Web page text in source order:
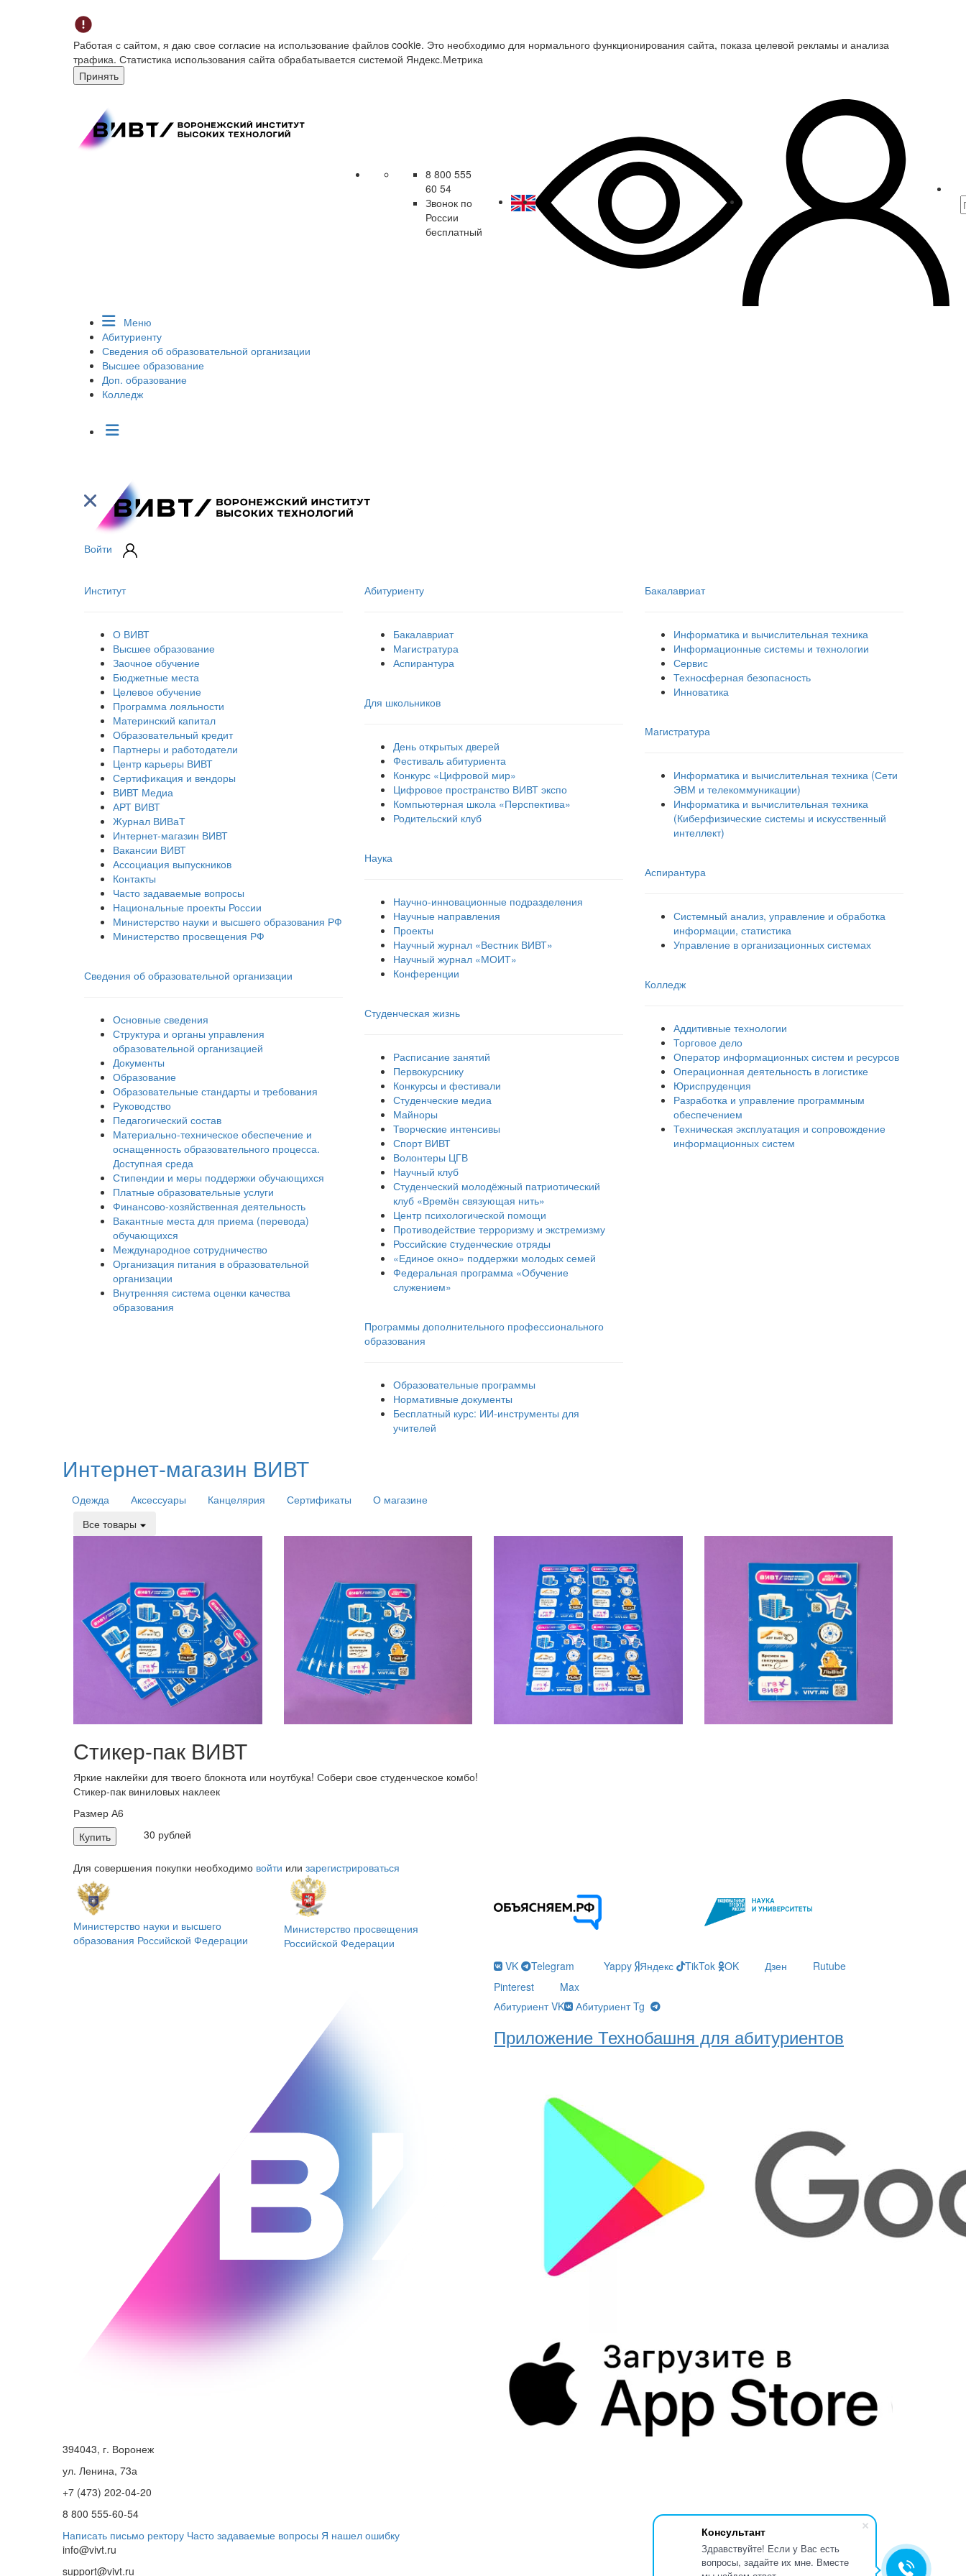
Консультант
Здравствуйте! Если у Вас есть
вопросы, задайте их мне. Вместе
Работая с сайтом, я даю свое согласие на использование файлов cookie. Это необходимо для нормального функционирования сайта, показа целевой рекламы и анализа
трафика. Статистика использования сайта обрабатывается системой Яндекс.Метрика
Принять
8 800 555
60 54
Звонок по
России
бесплатный
Меню
Абитуриенту
Сведения об образовательной организации
Высшее образование
Доп. образование
Колледж
Войти
Институт
О ВИВТ
Высшее образование
Заочное обучение
Бюджетные места
Целевое обучение
Программа лояльности
Материнский капитал
Образовательный кредит
Партнеры и работодатели
Центр карьеры ВИВТ
Сертификация и вендоры
ВИВТ Медиа
АРТ ВИВТ
Журнал ВИВаТ
Интернет-магазин ВИВТ
Вакансии ВИВТ
Ассоциация выпускников
Контакты
Часто задаваемые вопросы
Национальные проекты России
Министерство науки и высшего образования РФ
Министерство просвещения РФ
Сведения об образовательной организации
Основные сведения
Структура и органы управления
образовательной организацией
Документы
Образование
Образовательные стандарты и требования
Руководство
Педагогический состав
Материально-техническое обеспечение и
оснащенность образовательного процесса.
Доступная среда
Стипендии и меры поддержки обучающихся
Платные образовательные услуги
Финансово-хозяйственная деятельность
Вакантные места для приема (перевода)
обучающихся
Международное сотрудничество
Организация питания в образовательной
организации
Внутренняя система оценки качества
образования
Абитуриенту
Бакалавриат
Магистратура
Аспирантура
Для школьников
День открытых дверей
Фестиваль абитуриента
Конкурс «Цифровой мир»
Цифровое пространство ВИВТ экспо
Компьютерная школа «Перспектива»
Родительский клуб
Наука
Научно-инновационные подразделения
Научные направления
Проекты
Научный журнал «Вестник ВИВТ»
Научный журнал «МОИТ»
Конференции
Студенческая жизнь
Расписание занятий
Первокурснику
Конкурсы и фестивали
Студенческие медиа
Майноры
Творческие интенсивы
Спорт ВИВТ
Волонтеры ЦГВ
Научный клуб
Студенческий молодёжный патриотический
клуб «Времён связующая нить»
Центр психологической помощи
Противодействие терроризму и экстремизму
Российские cтуденческие отряды
«Единое окно» поддержки молодых семей
Федеральная программа «Обучение
служением»
Программы дополнительного профессионального
образования
Образовательные программы
Нормативные документы
Бесплатный курс: ИИ‑инструменты для
учителей
Бакалавриат
Информатика и вычислительная техника
Информационные системы и технологии
Сервис
Техносферная безопасность
Инноватика
Магистратура
Информатика и вычислительная техника (Сети
ЭВМ и телекоммуникации)
Информатика и вычислительная техника
(Киберфизические системы и искусственный
интеллект)
Аспирантура
Системный анализ, управление и обработка
информации, статистика
Управление в организационных системах
Колледж
Аддитивные технологии
Торговое дело
Оператор информационных систем и ресурсов
Операционная деятельность в логистике
Юриспруденция
Разработка и управление программным
обеспечением
Техническая эксплуатация и сопровождение
информационных систем
Интернет-магазин ВИВТ
Одежда Аксессуары Канцелярия Сертификаты
О магазине
Все товары
Стикер-пак ВИВТ
Яркие наклейки для твоего блокнота или ноутбука! Собери свое студенческое комбо!
Стикер-пак виниловых наклеек
Размер А6
Купить
30 рублей
Для совершения покупки необходимо войти или зарегистрироваться
Министерство науки и высшего
образования Российской Федерации
Министерство просвещения
Российской Федерации
394043, г. Воронеж
ул. Ленина, 73а
+7 (473) 202-04-20
8 800 555-60-54
Написать письмо ректору Часто задаваемые вопросы Я нашел ошибку
info@vivt.ru
support@vivt.ru
VK Telegram Yappy Яндекс TikTok OK Дзен
Rutube
Pinterest
Max
Абитуриент VK
Абитуриент Tg
Приложение Технобашня для абитуриентов